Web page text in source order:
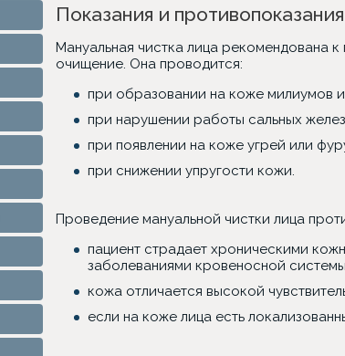
Показания и противопоказания
Мануальная чистка лица рекомендована
очищение. Она проводится:
при образовании на коже милиумов
при нарушении работы сальных
при появлении на коже угрей или
при снижении упругости кожи.
Проведение мануальной чистки лица
пациент страдает хроническими
заболеваниями кровеносной
кожа отличается высокой
если на коже лица есть